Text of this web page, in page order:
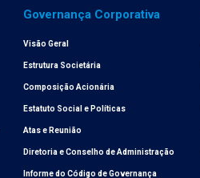
Governança Corporativa
Visão Geral
Estrutura Societária
Composição Acionária
Estatuto Social e Políticas
Atas e Reunião
Diretoria e Conselho de Administração
Informe do Código de Governança